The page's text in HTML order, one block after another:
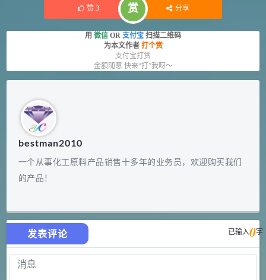
赞 3 赏 分享
用 微信 OR 支付宝 扫描二维码
为本文作者 打个赏
支付宝打赏
金额随意 快来“打”我呀～
bestman2010
一个从事化工原料产品销售十多年的业务员，欢迎购买我们
的产品！
发表评论 已输入0字